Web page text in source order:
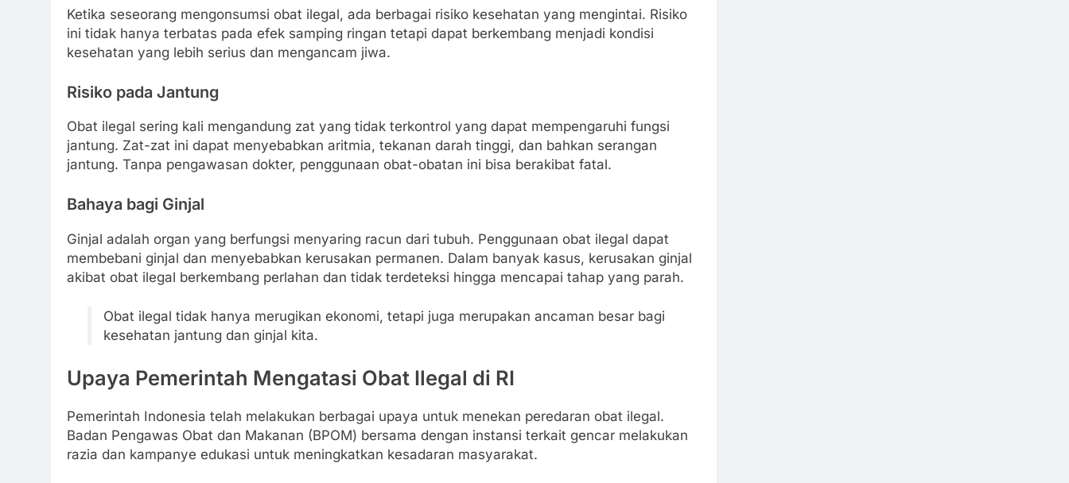
Ketika seseorang mengonsumsi obat ilegal, ada berbagai risiko kesehatan yang mengintai. Risiko
ini tidak hanya terbatas pada efek samping ringan tetapi dapat berkembang menjadi kondisi
kesehatan yang lebih serius dan mengancam jiwa.
Risiko pada Jantung
Obat ilegal sering kali mengandung zat yang tidak terkontrol yang dapat mempengaruhi fungsi
jantung. Zat-zat ini dapat menyebabkan aritmia, tekanan darah tinggi, dan bahkan serangan
jantung. Tanpa pengawasan dokter, penggunaan obat-obatan ini bisa berakibat fatal.
Bahaya bagi Ginjal
Ginjal adalah organ yang berfungsi menyaring racun dari tubuh. Penggunaan obat ilegal dapat
membebani ginjal dan menyebabkan kerusakan permanen. Dalam banyak kasus, kerusakan ginjal
akibat obat ilegal berkembang perlahan dan tidak terdeteksi hingga mencapai tahap yang parah.
Obat ilegal tidak hanya merugikan ekonomi, tetapi juga merupakan ancaman besar bagi
kesehatan jantung dan ginjal kita.
Upaya Pemerintah Mengatasi Obat Ilegal di RI
Pemerintah Indonesia telah melakukan berbagai upaya untuk menekan peredaran obat ilegal.
Badan Pengawas Obat dan Makanan (BPOM) bersama dengan instansi terkait gencar melakukan
razia dan kampanye edukasi untuk meningkatkan kesadaran masyarakat.